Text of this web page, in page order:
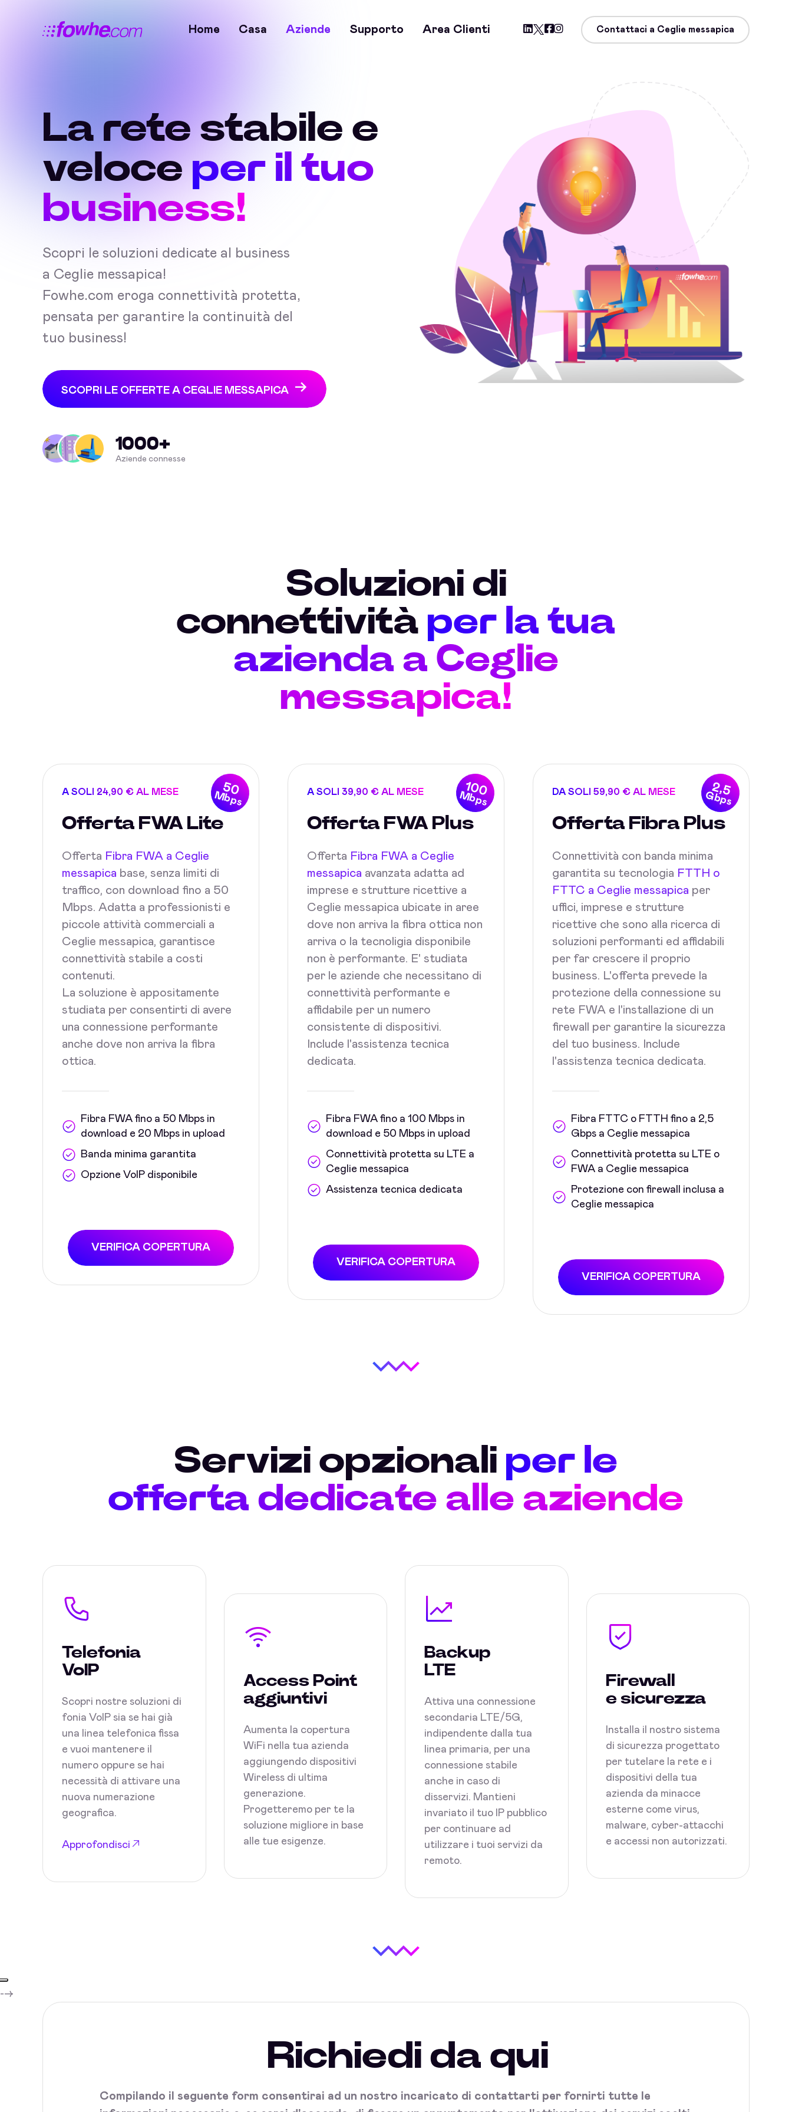
Home Casa Aziende Supporto Area Clienti Contattaci a Ceglie messapica
La rete stabile e
veloce per il tuo
business!
Scopri le soluzioni dedicate al business
a Ceglie messapica!
Fowhe.com eroga connettività protetta,
pensata per garantire la continuità del
tuo business!
SCOPRI LE OFFERTE A CEGLIE MESSAPICA
1000+
Aziende connesse
Soluzioni di
connettività per la tua
azienda a Ceglie
messapica!
50
Mbps
A SOLI 24,90 € AL MESE
Offerta FWA Lite
Offerta Fibra FWA a Ceglie
messapica base, senza limiti di
traffico, con download fino a 50
Mbps. Adatta a professionisti e
piccole attività commerciali a
Ceglie messapica, garantisce
connettività stabile a costi
contenuti.
La soluzione è appositamente
studiata per consentirti di avere
una connessione performante
anche dove non arriva la fibra
ottica.
Fibra FWA fino a 50 Mbps in
download e 20 Mbps in upload
Banda minima garantita
Opzione VoIP disponibile
VERIFICA COPERTURA
100
Mbps
A SOLI 39,90 € AL MESE
Offerta FWA Plus
Offerta Fibra FWA a Ceglie
messapica avanzata adatta ad
imprese e strutture ricettive a
Ceglie messapica ubicate in aree
dove non arriva la fibra ottica non
arriva o la tecnoligia disponibile
non è performante. E' studiata
per le aziende che necessitano di
connettività performante e
affidabile per un numero
consistente di dispositivi.
Include l'assistenza tecnica
dedicata.
Fibra FWA fino a 100 Mbps in
download e 50 Mbps in upload
Connettività protetta su LTE a
Ceglie messapica
Assistenza tecnica dedicata
VERIFICA COPERTURA
2,5
Gbps
DA SOLI 59,90 € AL MESE
Offerta Fibra Plus
Connettività con banda minima
garantita su tecnologia FTTH o
FTTC a Ceglie messapica per
uffici, imprese e strutture
ricettive che sono alla ricerca di
soluzioni performanti ed affidabili
per far crescere il proprio
business. L'offerta prevede la
protezione della connessione su
rete FWA e l'installazione di un
firewall per garantire la sicurezza
del tuo business. Include
l'assistenza tecnica dedicata.
Fibra FTTC o FTTH fino a 2,5
Gbps a Ceglie messapica
Connettività protetta su LTE o
FWA a Ceglie messapica
Protezione con firewall inclusa a
Ceglie messapica
VERIFICA COPERTURA
Servizi opzionali per le
offerta dedicate alle aziende
Telefonia
VoIP
Scopri nostre soluzioni di
fonia VoIP sia se hai già
una linea telefonica fissa
e vuoi mantenere il
numero oppure se hai
necessità di attivare una
nuova numerazione
geografica.
Approfondisci
Access Point
aggiuntivi
Aumenta la copertura
WiFi nella tua azienda
aggiungendo dispositivi
Wireless di ultima
generazione.
Progetteremo per te la
soluzione migliore in base
alle tue esigenze.
Backup
LTE
Attiva una connessione
secondaria LTE/5G,
indipendente dalla tua
linea primaria, per una
connessione stabile
anche in caso di
disservizi. Mantieni
invariato il tuo IP pubblico
per continuare ad
utilizzare i tuoi servizi da
remoto.
Firewall
e sicurezza
Installa il nostro sistema
di sicurezza progettato
per tutelare la rete e i
dispositivi della tua
azienda da minacce
esterne come virus,
malware, cyber-attacchi
e accessi non autorizzati.
-->
Richiedi da qui
Compilando il seguente form consentirai ad un nostro incaricato di contattarti per fornirti tutte le